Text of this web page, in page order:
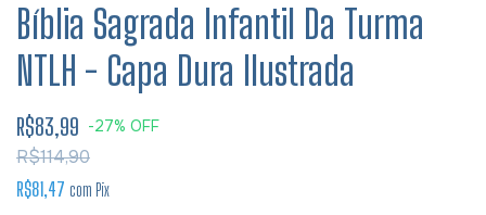
Bíblia Sagrada Infantil Da Turma
NTLH - Capa Dura Ilustrada
R$83,99 -27% OFF
R$114,90
R$81,47 com Pix